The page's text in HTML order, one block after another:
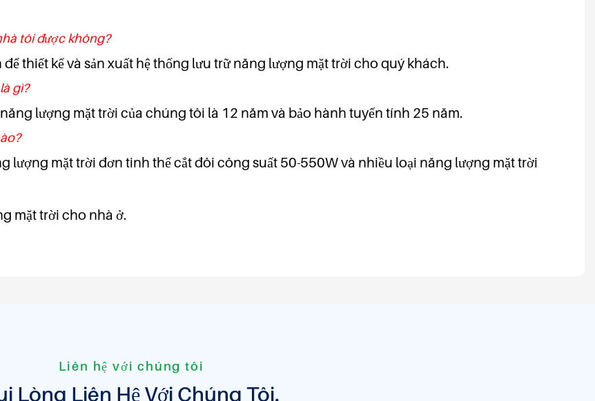
tôi được không?
thiết kế và sản xuất hệ thống lưu trữ năng lượng mặt trời cho quý khách.
gì?
lượng mặt trời của chúng tôi là 12 năm và bảo hành tuyến tính 25 năm.
lượng mặt trời đơn tinh thể cắt đôi công suất 50-550W và nhiều loại năng lượng mặt trời
mặt trời cho nhà ở.
Liên hệ với chúng tôi
Lòng Liên Hệ Với Chúng Tôi.